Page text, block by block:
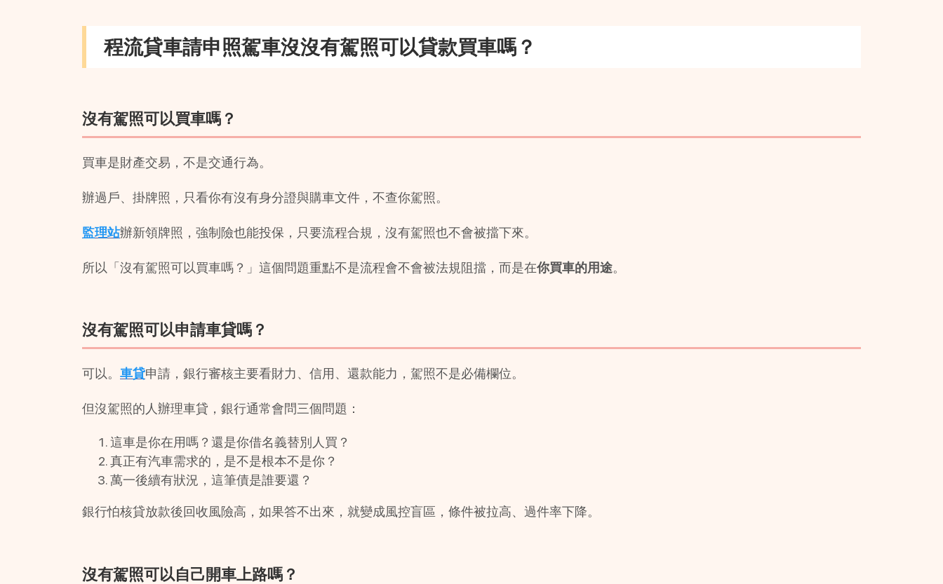
程流貸車請申照駕車沒沒有駕照可以貸款買車嗎？
沒有駕照可以買車嗎？
買車是財產交易，不是交通行為。
辦過戶、掛牌照，只看你有沒有身分證與購車文件，不查你駕照。
監理站辦新領牌照，強制險也能投保，只要流程合規，沒有駕照也不會被擋下來。
所以「沒有駕照可以買車嗎？」這個問題重點不是流程會不會被法規阻擋，而是在你買車的用途。
沒有駕照可以申請車貸嗎？
可以。 車貸申請，銀行審核主要看財力、信用、還款能力，駕照不是必備欄位。
但沒駕照的人辦理車貸，銀行通常會問三個問題：
這車是你在用嗎？還是你借名義替別人買？
真正有汽車需求的，是不是根本不是你？
萬一後續有狀況，這筆債是誰要還？
銀行怕核貸放款後回收風險高，如果答不出來，就變成風控盲區，條件被拉高、過件率下降。
沒有駕照可以自己開車上路嗎？